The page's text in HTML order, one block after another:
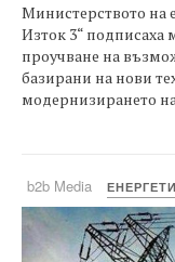
Министерството на
Изток 3“ подписаха
проучване на
базирани на нови
модернизирането
b2b Media